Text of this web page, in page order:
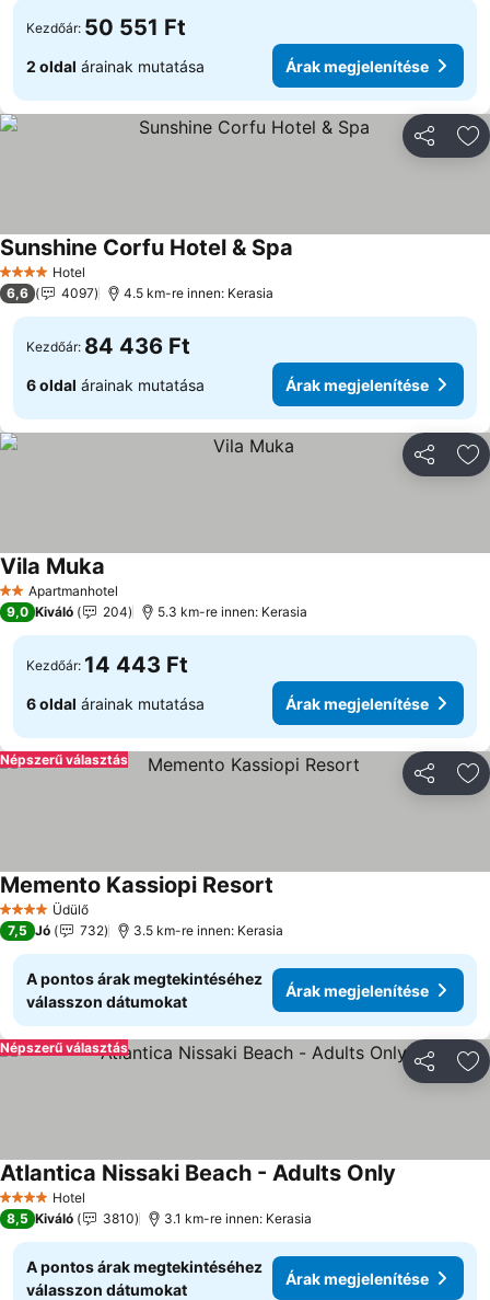
Kezdőár: 50 551 Ft
2 oldal árainak mutatása Árak megjelenítése
4 KategóriaHotel
Sunshine Corfu Hotel & Spa
6,6 4097 4.5 km-re innen: Kerasia
Kezdőár: 84 436 Ft
6 oldal árainak mutatása Árak megjelenítése
2 Kategória
Apartmanhotel
Vila Muka
9,0 Kiváló 204 5.3 km-re innen: Kerasia
Kezdőár: 14 443 Ft
6 oldal árainak mutatása Árak megjelenítése
Népszerű választás
4 KategóriaÜdülő
Memento Kassiopi Resort
7,5 Jó 732 3.5 km-re innen: Kerasia
A pontos árak megtekintéséhez
válasszon dátumokat
Árak megjelenítése
Népszerű választás
4 KategóriaHotel
Atlantica Nissaki Beach - Adults Only
8,5 Kiváló 3810 3.1 km-re innen: Kerasia
A pontos árak megtekintéséhez
válasszon dátumokat
Árak megjelenítése